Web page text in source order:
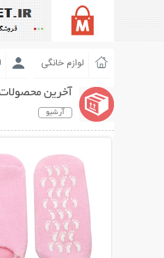
لوازم خانگی
آخرین
آرشیو